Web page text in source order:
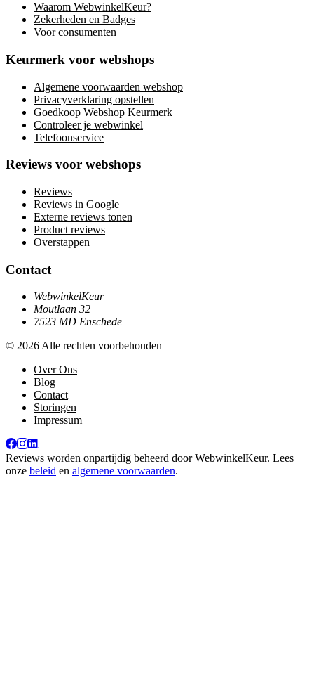
Waarom WebwinkelKeur?
Zekerheden en Badges
Voor consumenten
Keurmerk voor webshops
Algemene voorwaarden webshop
Privacyverklaring opstellen
Goedkoop Webshop Keurmerk
Controleer je webwinkel
Telefoonservice
Reviews voor webshops
Reviews
Reviews in Google
Externe reviews tonen
Product reviews
Overstappen
Contact
WebwinkelKeur
Moutlaan 32
7523 MD Enschede
© 2026 Alle rechten voorbehouden
Over Ons
Blog
Contact
Storingen
Impressum
Reviews worden onpartijdig beheerd doorWebwinkelKeur. Lees
onze beleid en algemene voorwaarden.